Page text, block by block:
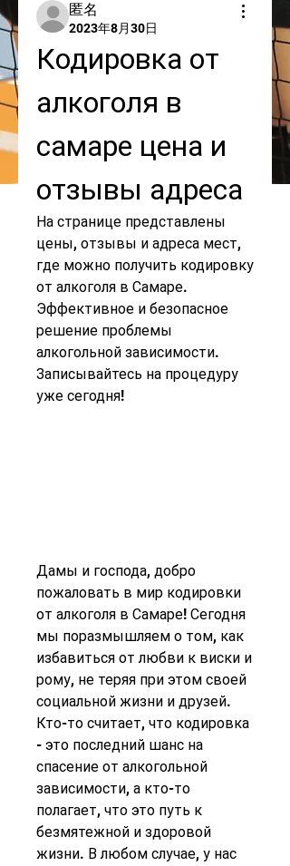
匿名
2023年8月30日
Кодировка от
алкоголя в
самаре цена и
отзывы адреса
На странице представлены
цены, отзывы и адреса мест,
где можно получить кодировку
от алкоголя в Самаре.
Эффективное и безопасное
решение проблемы
алкогольной зависимости.
Записывайтесь на процедуру
уже сегодня!
Дамы и господа, добро
пожаловать в мир кодировки
от алкоголя в Самаре! Сегодня
мы поразмышляем о том, как
избавиться от любви к виски и
рому, не теряя при этом своей
социальной жизни и друзей.
Кто-то считает, что кодировка
- это последний шанс на
спасение от алкогольной
зависимости, а кто-то
полагает, что это путь к
безмятежной и здоровой
жизни. В любом случае, у нас